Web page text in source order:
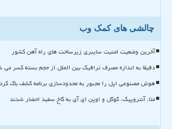
چالشی های کمک وب
آخرین وضعیت امنیت سایبری زیرساخت های راه آهن کشور
دقیقا به اندازه مصرف ترافیک بین الملل از حجم بسته کسر
هوش مصنوعی اپل را مجبور به محدودسازی برنامه کشف باگ کرد
متا، آنتروپیک، گوگل و اوپن ای آی به کاخ سفید احضار شدند